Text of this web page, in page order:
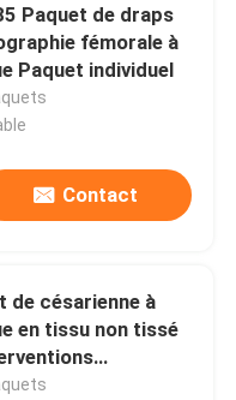
Paquet de draps
fémorale à
Paquet individuel
Contact
de césarienne à
en tissu non tissé